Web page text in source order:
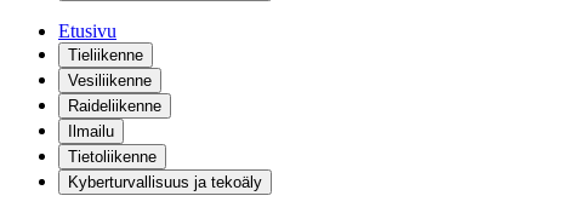
Etusivu
Tieliikenne
Vesiliikenne
Raideliikenne
Ilmailu
Tietoliikenne
Kyberturvallisuus ja tekoäly